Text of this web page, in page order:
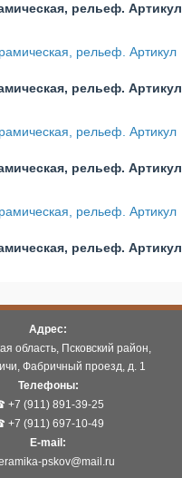
рельеф. Артикул
рельеф. Артикул
рельеф. Артикул
рельеф. Артикул
Адрес:
область, Псковский район,
Фабричный проезд, д. 1
Телефоны:
+7 (911) 891-39-25
+7 (911) 697-10-49
E-mail:
pskov@mail.ru